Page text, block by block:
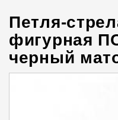
Петля-
фигурная
черный